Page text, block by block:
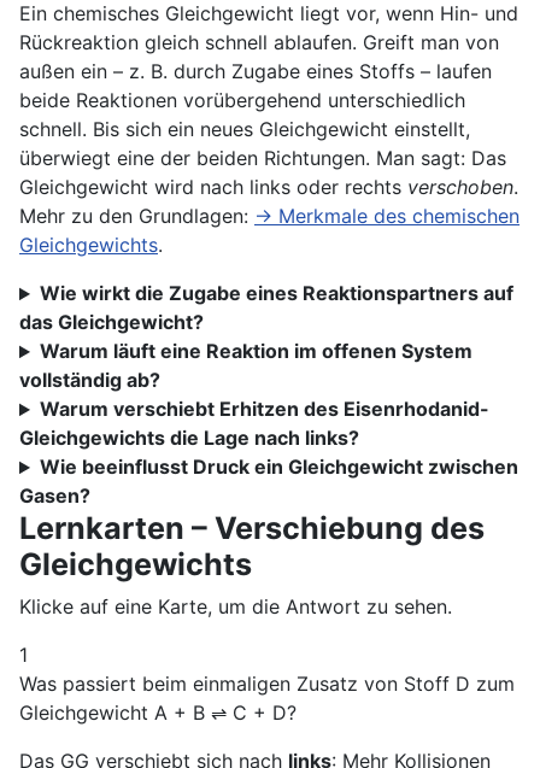
Ein chemisches Gleichgewicht liegt vor, wenn Hin- und
Rückreaktion gleich schnell ablaufen. Greift man von
außen ein – z. B. durch Zugabe eines Stoffs – laufen
beide Reaktionen vorübergehend unterschiedlich
schnell. Bis sich ein neues Gleichgewicht einstellt,
überwiegt eine der beiden Richtungen. Man sagt: Das
Gleichgewicht wird nach links oder rechts verschoben.
Mehr zu den Grundlagen: → Merkmale des chemischen
Gleichgewichts.
Wie wirkt die Zugabe eines Reaktionspartners auf
das Gleichgewicht?
Warum läuft eine Reaktion im offenen System
vollständig ab?
Warum verschiebt Erhitzen des Eisenrhodanid-
Gleichgewichts die Lage nach links?
Wie beeinflusst Druck ein Gleichgewicht zwischen
Gasen?
Lernkarten – Verschiebung des
Gleichgewichts
Klicke auf eine Karte, um die Antwort zu sehen.
1
Was passiert beim einmaligen Zusatz von Stoff D zum
Gleichgewicht A + B ⇌ C + D?
Das GG verschiebt sich nach links: Mehr Kollisionen